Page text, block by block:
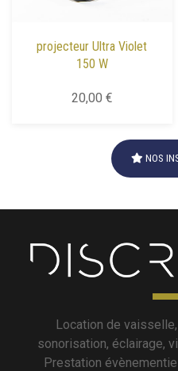
projecteur Ultra Violet
150 W
20,00 €
NOS
Location de
sonorisation, éclairage,
Prestation